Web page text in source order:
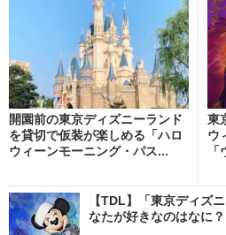
開園前の東京ディズニーランド
を貸切で仮装が楽しめる「ハロ
ウィーンモーニング・パス...
東
ウ
【TDL】「東京ディズ
なたが好きなのはなに